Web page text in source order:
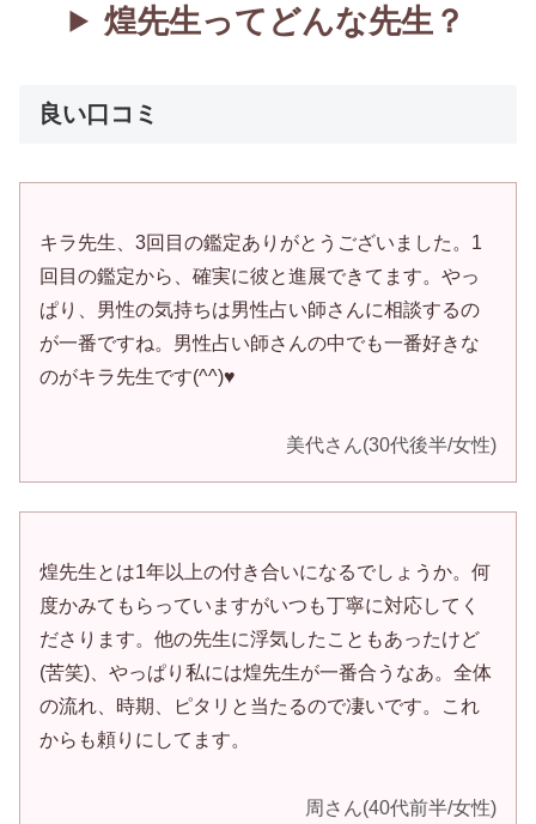
煌先生ってどんな先生？
良い口コミ
キラ先生、3回目の鑑定ありがとうございました。1
回目の鑑定から、確実に彼と進展できてます。やっ
ぱり、男性の気持ちは男性占い師さんに相談するの
が一番ですね。男性占い師さんの中でも一番好きな
のがキラ先生です(^^)♥
美代さん(30代後半/女性)
煌先生とは1年以上の付き合いになるでしょうか。何
度かみてもらっていますがいつも丁寧に対応してく
ださります。他の先生に浮気したこともあったけど
(苦笑)、やっぱり私には煌先生が一番合うなあ。全体
の流れ、時期、ピタリと当たるので凄いです。これ
からも頼りにしてます。
周さん(40代前半/女性)